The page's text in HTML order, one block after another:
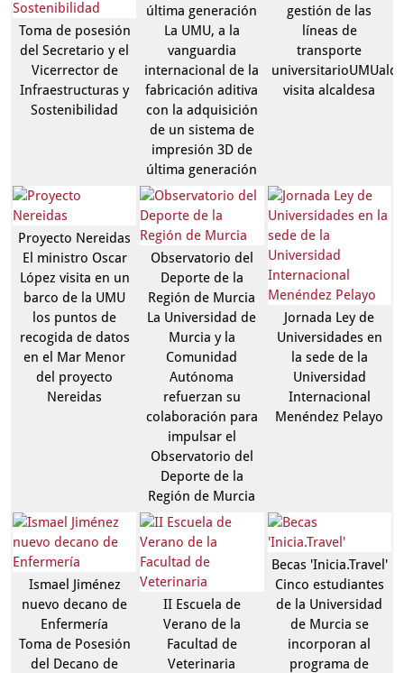
Toma de posesión
del Secretario y el
Vicerrector de
Infraestructuras y
Sostenibilidad
última generación
La UMU, a la
vanguardia
internacional de la
fabricación aditiva
con la adquisición
de un sistema de
impresión 3D de
última generación
gestión de las
líneas de
transporte
visita alcaldesa
Proyecto Nereidas
El ministro Oscar
López visita en un
barco de la UMU
los puntos de
recogida de datos
en el Mar Menor
del proyecto
Nereidas
Observatorio del
Deporte de la
Región de Murcia
La Universidad de
Murcia y la
Comunidad
Autónoma
refuerzan su
colaboración para
impulsar el
Observatorio del
Deporte de la
Región de Murcia
Jornada Ley de
Universidades en
la sede de la
Universidad
Internacional
Menéndez Pelayo
Ismael Jiménez
nuevo decano de
Enfermería
Toma de Posesión
del Decano de
II Escuela de
Verano de la
Facultad de
Veterinaria
Becas 'Inicia.Travel'
Cinco estudiantes
de la Universidad
de Murcia se
incorporan al
programa de